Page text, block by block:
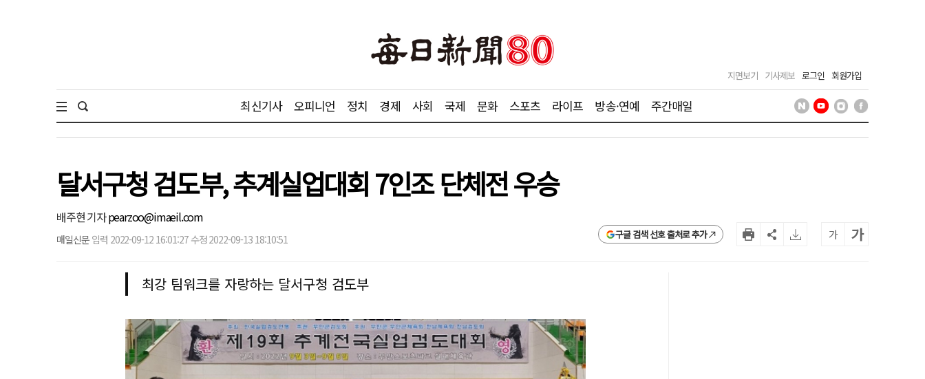
지면보기 기사제보 로그인 회원가입
최신기사 오피니언 정치 경제 사회 국제 문화 스포츠 라이프 방송·연예 주간매일
달서구청 검도부, 추계실업대회 7인조 단체전 우승
배주현 기자pearzoo@imaeil.com
매일신문 입력 2022-09-12 16:01:27 수정 2022-09-13 18:10:51 구글 검색 선호 출처로 추가 가 가
최강 팀워크를 자랑하는 달서구청 검도부